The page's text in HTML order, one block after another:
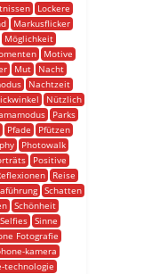
Lockere
Markusflicker
Möglichkeit
Motive
Mut
Nacht
Nachtzeit
Nützlich
Parks
Pfade
Pfützen
Photowalk
Positive
Reise
Schatten
Schönheit
Selfies Sinne
Fotografie
kamera
technologie